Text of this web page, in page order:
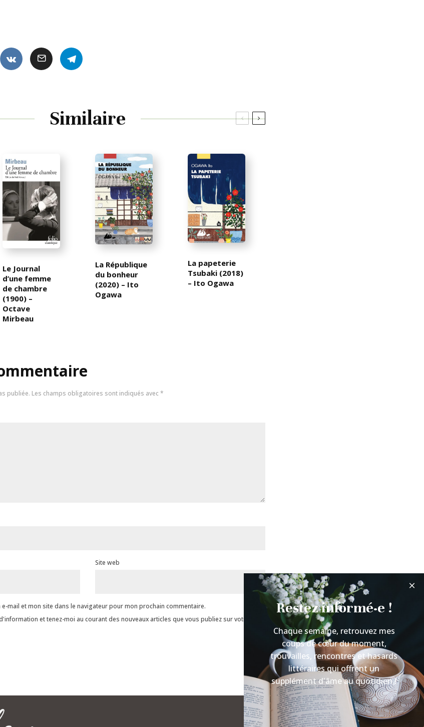
Similaire
Le Journal
d’une femme
de chambre
(1900) –
Octave
Mirbeau
La République
du bonheur
(2020) – Ito
Ogawa
La papeterie
Tsubaki (2018)
– Ito Ogawa
publiée. Les champs obligatoires sont indiqués avec *
Site web
mail et mon site dans le navigateur pour mon prochain commentaire.
et tenez-moi au courant des nouveaux articles que vous publiez sur votre
Restez informé·e !
Chaque semaine, retrouvez mes
coups de cœur du moment,
trouvailles, rencontres et hasards
littéraires qui offrent un
supplément d'âme au quotidien !